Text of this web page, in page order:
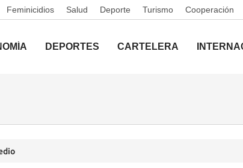
Feminicidios Salud Deporte Turismo Cooperación
DEPORTES CARTELERA